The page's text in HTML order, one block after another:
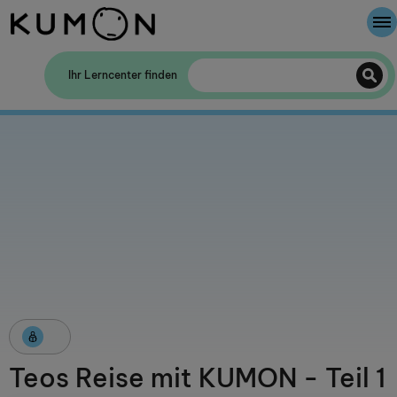
Ihr Lerncenter finden
Teos Reise mit KUMON - Teil 1
Willkommen bei Kumon
Die Kumon-Methode